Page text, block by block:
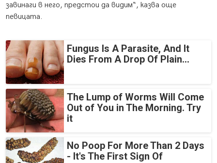
завинаги в него, предстои да видим“, казва още
певицата.
Fungus Is A Parasite, And It
Dies From A Drop Of Plain...
The Lump of Worms Will Come
Out of You in The Morning. Try
it
No Poop For More Than 2 Days
- It's The First Sign Of